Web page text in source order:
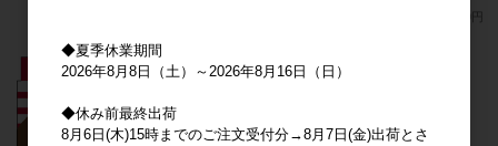
380円
◆夏季休業期間
2026年8月8日（土）～2026年8月16日（日）
◆休み前最終出荷
8月6日(木)15時までのご注文受付分→8月7日(金)出荷とさ